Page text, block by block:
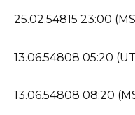
25.02.54815 23:00
13.06.54808 05:20
13.06.54808 08:20